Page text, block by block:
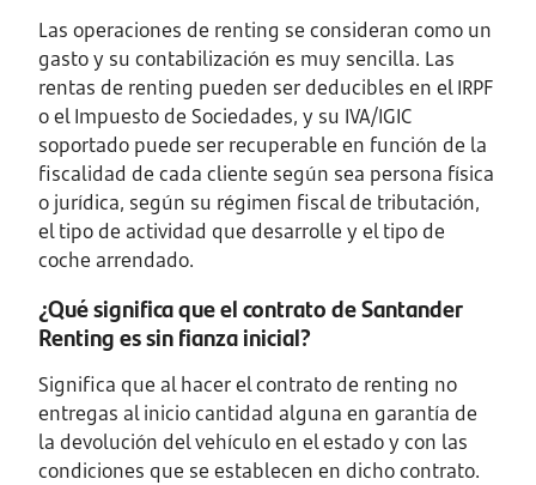
Las operaciones de renting se consideran como un
gasto y su contabilización es muy sencilla. Las
rentas de renting pueden ser deducibles en el IRPF
o el Impuesto de Sociedades, y su IVA/IGIC
soportado puede ser recuperable en función de la
fiscalidad de cada cliente según sea persona física
o jurídica, según su régimen fiscal de tributación,
el tipo de actividad que desarrolle y el tipo de
coche arrendado.
¿Qué significa que el contrato de Santander
Renting es sin fianza inicial?
Significa que al hacer el contrato de renting no
entregas al inicio cantidad alguna en garantía de
la devolución del vehículo en el estado y con las
condiciones que se establecen en dicho contrato.